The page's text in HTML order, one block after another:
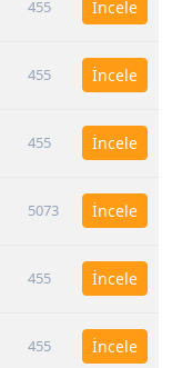
455 İncele
455 İncele
455 İncele
5073 İncele
455 İncele
455 İncele